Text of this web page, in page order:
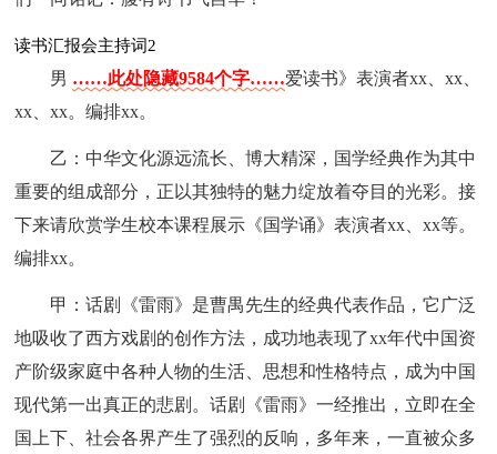
读书汇报会主持词2
男 ……此处隐藏9584个字……爱读书》表演者xx、xx、
xx、xx。编排xx。
乙：中华文化源远流长、博大精深，国学经典作为其中
重要的组成部分，正以其独特的魅力绽放着夺目的光彩。接
下来请欣赏学生校本课程展示《国学诵》表演者xx、xx等。
编排xx。
甲：话剧《雷雨》是曹禺先生的经典代表作品，它广泛
地吸收了西方戏剧的创作方法，成功地表现了xx年代中国资
产阶级家庭中各种人物的生活、思想和性格特点，成为中国
现代第一出真正的悲剧。话剧《雷雨》一经推出，立即在全
国上下、社会各界产生了强烈的反响，多年来，一直被众多